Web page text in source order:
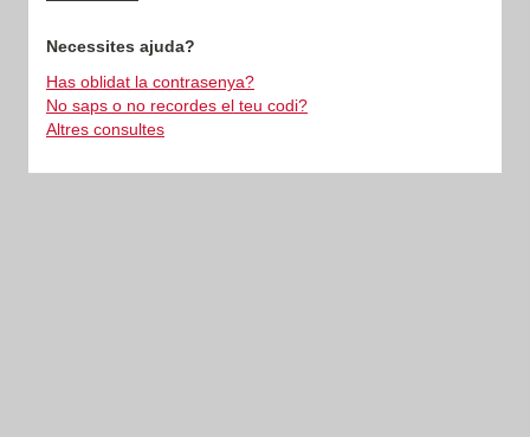
Necessites ajuda?
Has oblidat la contrasenya?
No saps o no recordes el teu codi?
Altres consultes